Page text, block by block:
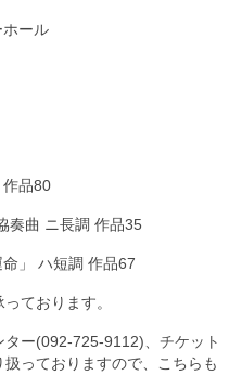
ール
作品80
奏曲 ニ長調 作品35
」 ハ短調 作品67
っております。
ー(092-725-9112)、 チケット
っておりますので、こちらも